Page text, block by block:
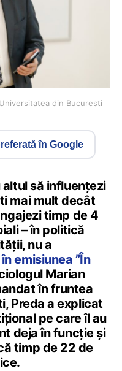
din Bucuresti
în Google
altul să influențezi
mai mult decât
timp de 4
– în politică
nu a
în emisiunea ”În
Marian
în fruntea
Preda a explicat
pe care îl au
deja în funcție și
timp de 22 de